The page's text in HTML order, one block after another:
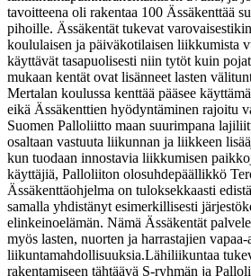
tavoitteena oli rakentaa 100 Ässäkenttää
pihoille. Ässäkentät tukevat
koululaisen ja päiväkotilaisen liikkumista
käyttävät tasapuolisesti niin tytöt kuin
mukaan kentät ovat lisänneet lasten
Mertalan koulussa kenttää pääsee
eikä Ässäkenttien hyödyntäminen rajoitu
Suomen Palloliitto maan suurimpana
osaltaan vastuuta liikunnan ja liikkeen
kun tuodaan innostavia liikkumisen
käyttäjiä, Palloliiton olosuhdepäällikkö
Ässäkenttäohjelma on tuloksekkaasti
samalla yhdistänyt esimerkillisesti
elinkeinoelämän. Nämä Ässäkentät
myös lasten, nuorten ja harrastajien vapaa-
liikuntamahdollisuuksia.Lähiliikuntaa
rakentamiseen tähtäävä S-ryhmän ja